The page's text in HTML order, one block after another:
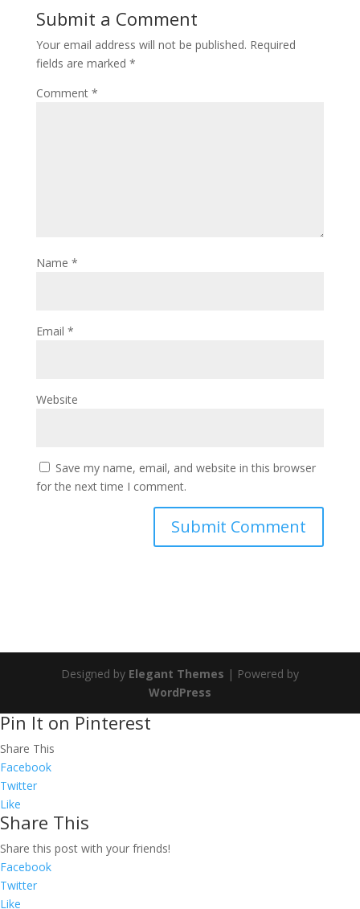
Submit a Comment
Your email address will not be published. Required
fields are marked *
Comment *
Name *
Email *
Website
Save my name, email, and website in this browser
for the next time I comment.
Designed by Elegant Themes | Powered by
WordPress
Pin It on Pinterest
Share This
Facebook
Twitter
Like
Share This
Share this post with your friends!
Facebook
Twitter
Like